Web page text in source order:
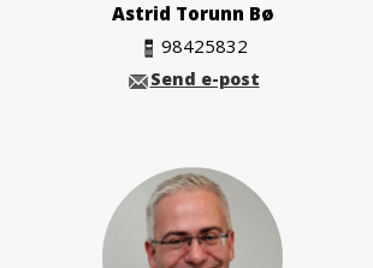
Astrid Torunn Bø
98425832
Send e-post